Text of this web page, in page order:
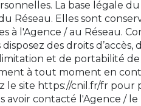
La base légale
Réseau. Elles sont
à l'Agence / au Réseau.
des droits d’accès,
et de portabilité de
à tout moment en
le site https://cnil.fr/fr pour
avoir contacté l'Agence / le